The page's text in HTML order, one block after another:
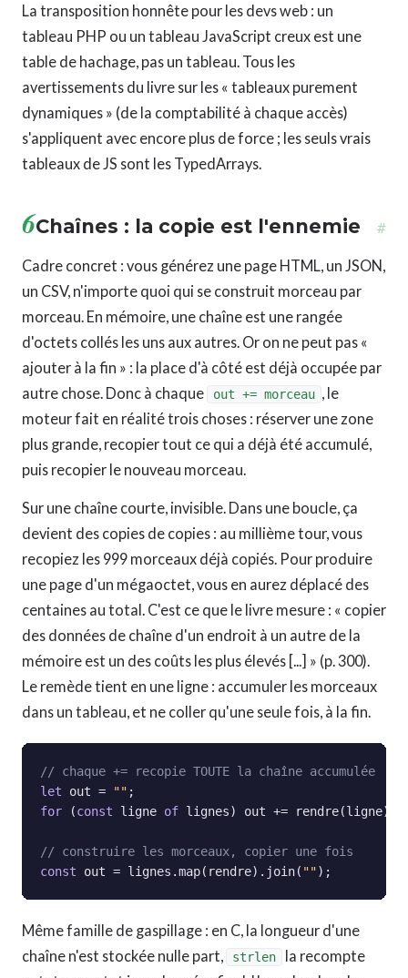
La transposition honnête pour les devs web : un
tableau PHP ou un tableau JavaScript creux est une
table de hachage, pas un tableau. Tous les
avertissements du livre sur les « tableaux purement
dynamiques » (de la comptabilité à chaque accès)
s'appliquent avec encore plus de force ; les seuls vrais
tableaux de JS sont les TypedArrays.
6Chaînes : la copie est l'ennemie #
Cadre concret : vous générez une page HTML, un JSON,
un CSV, n'importe quoi qui se construit morceau par
morceau. En mémoire, une chaîne est une rangée
d'octets collés les uns aux autres. Or on ne peut pas «
ajouter à la fin » : la place d'à côté est déjà occupée par
autre chose. Donc à chaque
out += morceau
, le
moteur fait en réalité trois choses : réserver une zone
plus grande, recopier tout ce qui a déjà été accumulé,
puis recopier le nouveau morceau.
Sur une chaîne courte, invisible. Dans une boucle, ça
devient des copies de copies : au millième tour, vous
recopiez les 999 morceaux déjà copiés. Pour produire
une page d'un mégaoctet, vous en aurez déplacé des
centaines au total. C'est ce que le livre mesure : « copier
des données de chaîne d'un endroit à un autre de la
mémoire est un des coûts les plus élevés [...] » (p. 300).
Le remède tient en une ligne : accumuler les morceaux
dans un tableau, et ne coller qu'une seule fois, à la fin.
// chaque += recopie TOUTE la chaîne accumulée
let out = ""
for (const ligne of lignes) out += rendre(ligne);
// construire les morceaux, copier une fois
const out = lignes.map(rendre).join( "");
Même famille de gaspillage : en C, la longueur d'une
chaîne n'est stockée nulle part,
strlen
la recompte